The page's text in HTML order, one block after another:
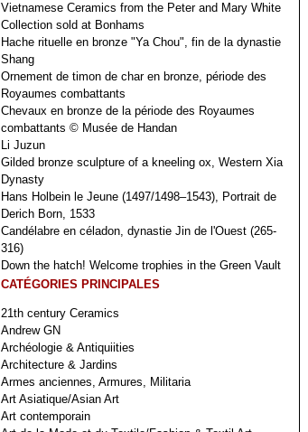
Vietnamese Ceramics from the Peter and Mary White
Collection sold at Bonhams
Hache rituelle en bronze "Ya Chou", fin de la dynastie
Shang
Ornement de timon de char en bronze, période des
Royaumes combattants
Chevaux en bronze de la période des Royaumes
combattants © Musée de Handan
Li Juzun
Gilded bronze sculpture of a kneeling ox, Western Xia
Dynasty
Hans Holbein le Jeune (1497/1498–1543), Portrait de
Derich Born, 1533
Candélabre en céladon, dynastie Jin de l'Ouest (265-
316)
Down the hatch! Welcome trophies in the Green Vault
CATÉGORIES PRINCIPALES
21th century Ceramics
Andrew GN
Archéologie & Antiquiities
Architecture & Jardins
Armes anciennes, Armures, Militaria
Art Asiatique/Asian Art
Art contemporain